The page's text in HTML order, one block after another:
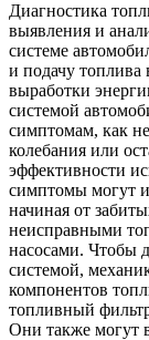
Диагностика
выявления и
системе
и подачу топлива
выработки
системой
симптомам, как
колебания или
эффективности
симптомы могут
начиная от
неисправными
насосами. Чтобы
системой,
компонентов
топливный
Они также могут